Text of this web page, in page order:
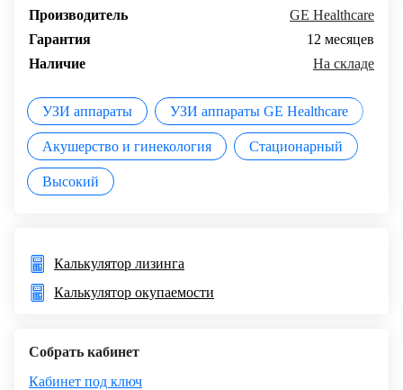
Производитель
GE Healthcare
Гарантия
12 месяцев
Наличие
На складе
УЗИ аппараты УЗИ аппараты GE Healthcare
Акушерство и гинекология Стационарный
Высокий
Калькулятор лизинга
Калькулятор окупаемости
Собрать кабинет
Кабинет под ключ